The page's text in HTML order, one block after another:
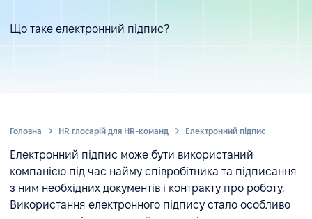
Що таке електронний підпис?
Головна HR глосарій для HR-команд Електронний підпис
Електронний підпис може бути використаний
компанією під час найму співробітника та підписання
з ним необхідних документів і контракту про роботу.
Використання електронного підпису стало особливо